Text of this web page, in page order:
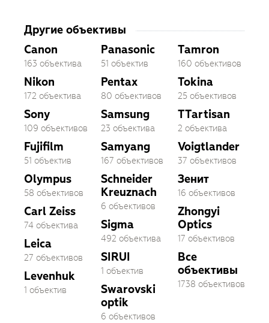
Другие объективы
Canon
163 объектива
Nikon
172 объектива
Sony
109 объективов
Fujifilm
51 объектив
Olympus
58 объективов
Carl Zeiss
74 объектива
Leica
27 объективов
Levenhuk
1 объектив
Panasonic
51 объектив
Pentax
80 объективов
Samsung
23 объектива
Samyang
167 объективов
Schneider
Kreuznach
6 объективов
Sigma
492 объектива
SIRUI
1 объектив
Swarovski
optik
6 объективов
Tamron
160 объективов
Tokina
25 объективов
TTartisan
2 объектива
Voigtlander
37 объективов
Зенит
16 объективов
Zhongyi
Optics
17 объективов
Все
объективы
1738 объективов